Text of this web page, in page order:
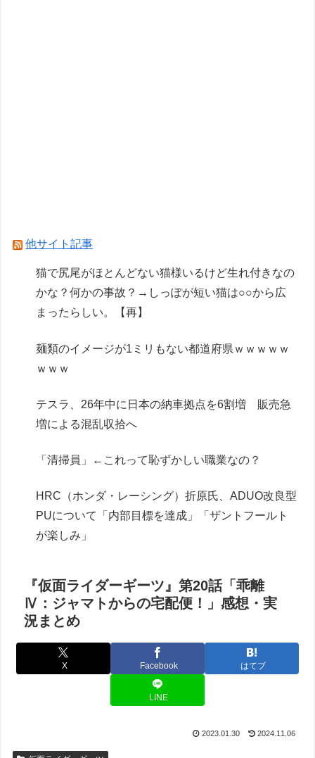
カノカリ作者「キャラの誕生日の個展開きたいか
ら1000万円クラファンします！」→結果ｗｘｗ
Powered by livedoor 相互RSS
他サイト記事
猫で尻尾がほとんどない猫様いるけど生れ付きなの
かな？何かの事故？→しっぽが短い猫は○○から広
まったらしい。【再】
麺類のイメージが1ミリもない都道府県ｗｗｗｗｗ
ｗｗｗ
テスラ、26年中に日本の納車拠点を6割増 販売急
増による混乱収拾へ
「清掃員」←これって恥ずかしい職業なの？
HRC（ホンダ・レーシング）折原氏、ADUO改良型
PUについて「内部目標を達成」「ザントフールト
が楽しみ」
『仮面ライダーギーツ』第20話「乖離
Ⅳ：ジャマトからの宅配便！」感想・実
況まとめ
X Facebook はてブ
LINE
2023.01.30 2024.11.06